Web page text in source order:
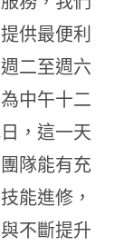
供最便利
二至週六
中午十二
，這一天
隊能有充
能進修，
不斷提升